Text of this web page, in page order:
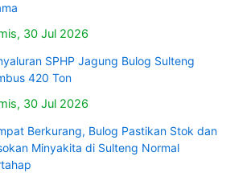
30 Jul 2026
SPHP Jagung Bulog Sulteng
420 Ton
30 Jul 2026
Berkurang, Bulog Pastikan Stok dan
Minyakita di Sulteng Normal